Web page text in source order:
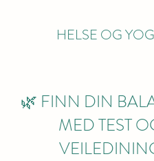
HELSE OG
🌿 FINN DIN
MED TEST